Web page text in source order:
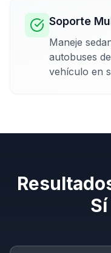
Soporte
Maneje
autobuses
vehículo en